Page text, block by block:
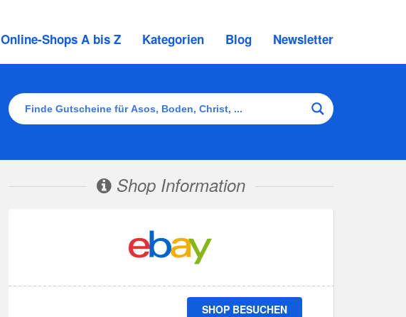
Online-Shops A bis Z Kategorien Blog Newsletter
Shop Information
SHOP BESUCHEN